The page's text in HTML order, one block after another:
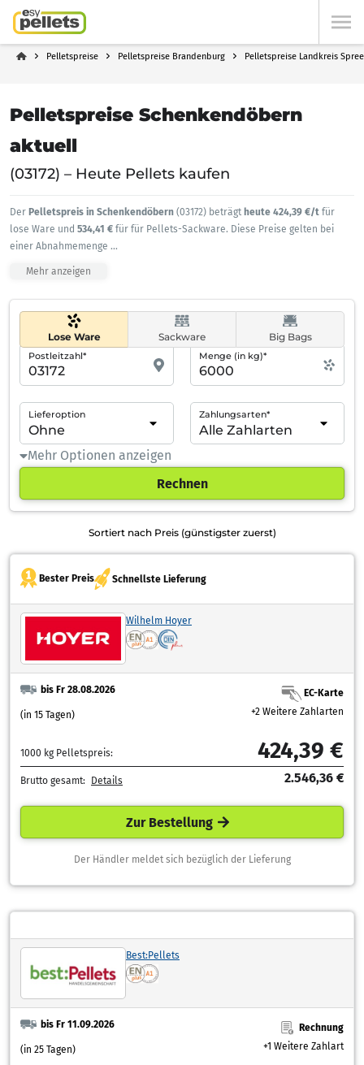
Pelletspreise Pelletspreise Brandenburg Pelletspreise Landkreis
Pelletspreise Schenkendöbern
aktuell
(03172) – Heute Pellets kaufen
Der Pelletspreis in Schenkendöbern (03172) beträgt heute 424,39 €/t für
lose Ware und 534,41 € für für Pellets-Sackware. Diese Preise gelten bei
einer Abnahmemenge ...
Mehr anzeigen
Lose Ware Sackware Big Bags
Postleitzahl* Menge (in kg)*
Lieferoption Zahlungsarten*
Mehr Optionen anzeigen
Rechnen
Sortiert nach Preis (günstigster zuerst)
Bester Preis Schnellste Lieferung
Wilhelm Hoyer
bis Fr 28.08.2026
(in 15 Tagen)
EC-Karte
+2 Weitere Zahlarten
1000 kg Pelletspreis: 424,39 €
Brutto gesamt: Details 2.546,36 €
Zur Bestellung
Der Händler meldet sich bezüglich der Lieferung
Best:Pellets
bis Fr 11.09.2026
(in 25 Tagen)
Rechnung
+1 Weitere Zahlart